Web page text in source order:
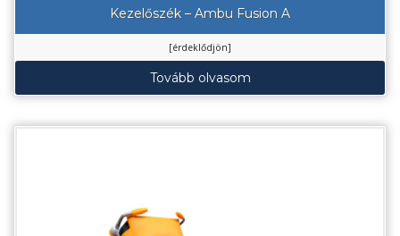
Kezelőszék – Ambu Fusion A
[érdeklődjön]
Tovább olvasom